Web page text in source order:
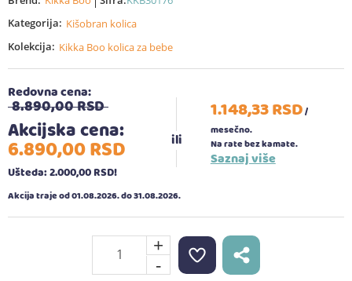
Kategorija: Kišobran kolica
Kolekcija: Kikka Boo kolica za bebe
Redovna cena:
8.890,00RSD
Akcijska cena:
6.890,00RSD
Ušteda: 2.000,00RSD!
1.148,33RSD/
mesečno.
Na rate bez kamate.
Saznaj više
Akcija traje od 01.08.2026. do 31.08.2026.
+
-